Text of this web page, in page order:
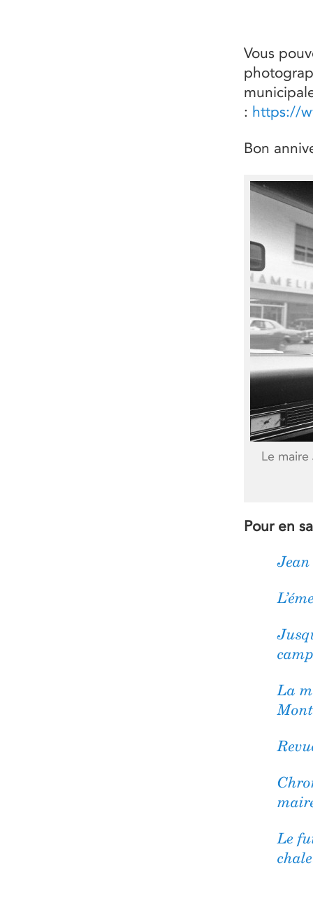
Vous
: https://
Bon
Le
Pour en
La
Le